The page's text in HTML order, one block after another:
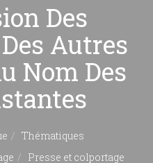
Des
Autres
Nom Des
Thématiques
Presse et colportage